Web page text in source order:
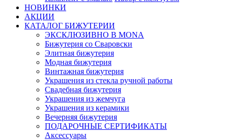
НОВИНКИ
АКЦИИ
КАТАЛОГ БИЖУТЕРИИ
ЭКСКЛЮЗИВНО В MONA
Бижутерия со Сваровски
Элитная бижутерия
Модная бижутерия
Винтажная бижутерия
Украшения из стекла ручной работы
Свадебная бижутерия
Украшения из жемчуга
Украшения из керамики
Вечерняя бижутерия
ПОДАРОЧНЫЕ СЕРТИФИКАТЫ
Аксессуары